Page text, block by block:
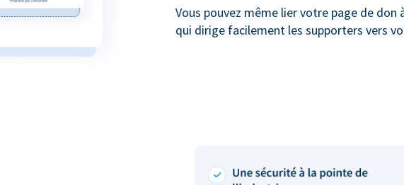
Vous pouvez même lier votre page de don
qui dirige facilement les supporters vers